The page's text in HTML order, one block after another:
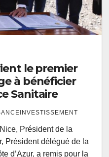
le premier
à bénéficier
Sanitaire
Président de la
Président délégué de la
d’Azur, a remis pour la